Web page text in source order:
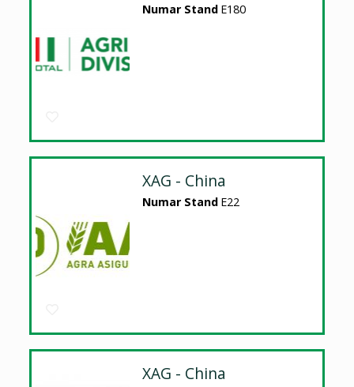
Numar Stand E180
XAG - China
Numar Stand E22
XAG - China